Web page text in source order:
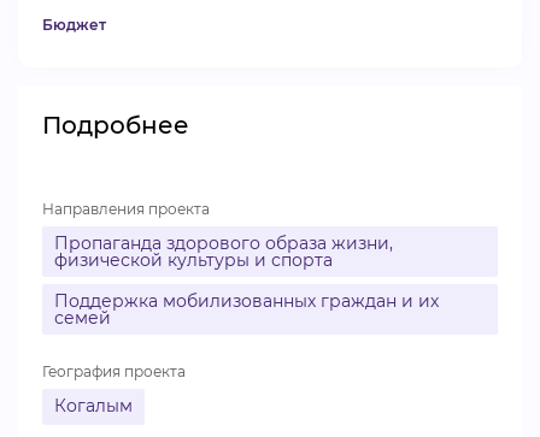
Бюджет
Подробнее
Направления проекта
Пропаганда здорового образа жизни,
физической культуры и спорта
Поддержка мобилизованных граждан и их
семей
География проекта
Когалым